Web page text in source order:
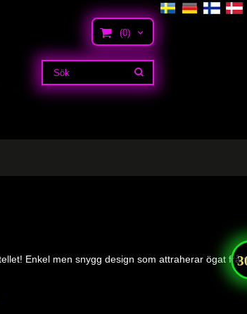
(0)
Enkel men snygg design som attraherar ögat från